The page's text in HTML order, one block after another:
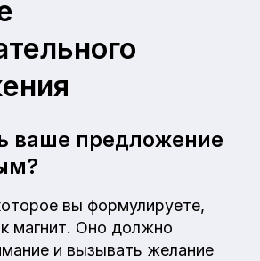
ваше предложение
вы формулируете,
магнит. Оно должно
и вызывать желание